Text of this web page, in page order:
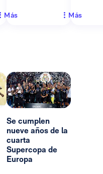
Más Más
Se cumplen
nueve años de la
cuarta
Supercopa de
Europa